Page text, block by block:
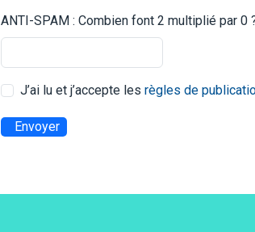
ANTI-SPAM : Combien font 2 multiplié par 0
J’ai lu et j’accepte les règles de
Envoyer